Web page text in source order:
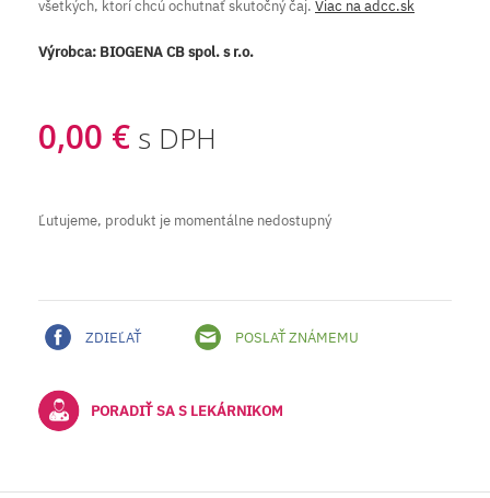
všetkých, ktorí chcú ochutnať skutočný čaj. Viac na adcc.sk
Výrobca: BIOGENA CB spol. s r.o.
0,00 € s DPH
Ľutujeme, produkt je momentálne nedostupný
ZDIEĽAŤ POSLAŤ ZNÁMEMU
PORADIŤ SA S LEKÁRNIKOM